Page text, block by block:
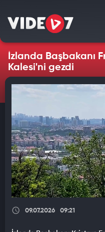
İzlanda Başbakanı
Kalesi'ni gezdi
09.07.2026 09:21